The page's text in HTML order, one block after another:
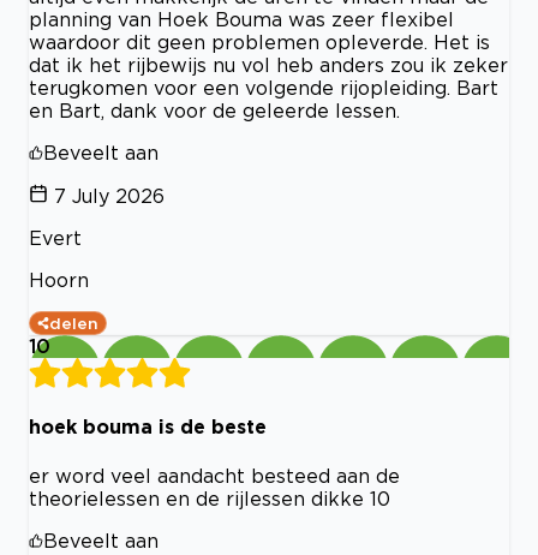
planning van Hoek Bouma was zeer flexibel
waardoor dit geen problemen opleverde. Het is
dat ik het rijbewijs nu vol heb anders zou ik zeker
terugkomen voor een volgende rijopleiding. Bart
en Bart, dank voor de geleerde lessen.
Beveelt aan
7 July 2026
Evert
Hoorn
delen
10
hoek bouma is de beste
er word veel aandacht besteed aan de
theorielessen en de rijlessen dikke 10
Beveelt aan